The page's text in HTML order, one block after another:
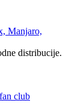
Manjaro,
distribucije.
club